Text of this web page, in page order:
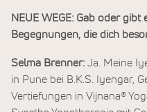
NEUE WEGE: Gab oder
Begegnungen, die dich
Selma Brenner: Ja. Meine
in Pune bei B.K.S. Iyengar,
Vertiefungen in Vijnana®